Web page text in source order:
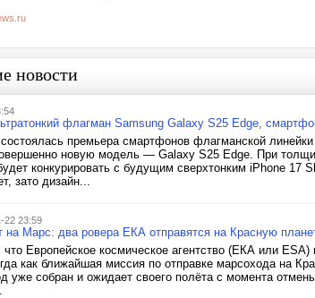
новости
флагман Samsung Galaxy S25 Edge,
премьера смартфонов флагманской
новую модель — Galaxy S25 Edge. При
конкурировать с будущим сверхтонким iPhone 17
зато дизайн...
22 23:59
на Марс: два ровера ЕКА отправятся на Красную
что Европейское космическое агентство (ЕКА или
как ближайшая миссия по отправке марсохода на
уже собран и ожидает своего полёта с момента